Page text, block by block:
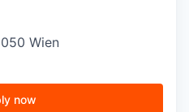
Wien
now